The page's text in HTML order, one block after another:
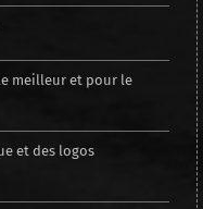
meilleur et pour le
et des logos